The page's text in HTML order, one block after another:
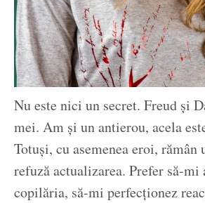
Nu este nici un secret. Freud și
mei. Am și un antierou, acela
Totuși, cu asemenea eroi, rămân
refuză actualizarea. Prefer să-mi
copilăria, să-mi perfecționez